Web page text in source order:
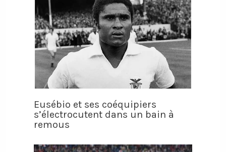
Eusébio et ses coéquipiers
s’électrocutent dans un bain à
remous